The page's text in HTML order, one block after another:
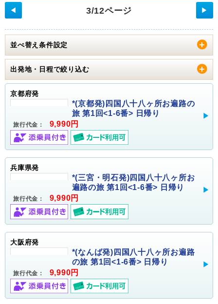
3/12ページ
◀ ▶
並べ替え条件設定
出発地・日程で絞り込む
京都府発
*(京都発)四国八十八ヶ所お遍路の
旅 第1回<1-6番> 日帰り
旅行代金： 9,990円
兵庫県発
*(三宮・明石発)四国八十八ヶ所お
遍路の旅 第1回<1-6番> 日帰り
旅行代金： 9,990円
大阪府発
*(なんば発)四国八十八ヶ所お遍路
の旅 第1回<1-6番> 日帰り
旅行代金： 9,990円